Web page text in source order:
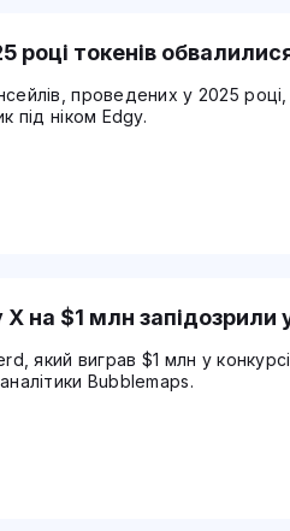
році токенів
проведених у 2025
під ніком Edgy.
на $1 млн запідозрили
який виграв $1 млн у
Bubblemaps.